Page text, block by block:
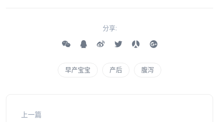
分享:
早产宝宝 产后 腹泻
上一篇